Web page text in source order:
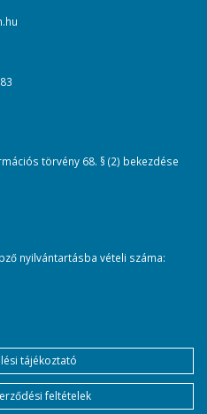
törvény 68. § (2) bekezdése
nyilvántartásba vételi száma:
tájékoztató
feltételek